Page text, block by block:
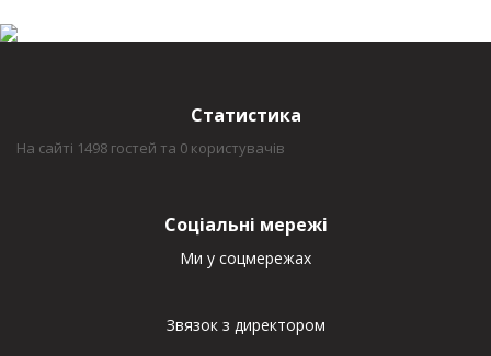
Статистика
На сайті 1498 гостей та 0 користувачів
Соціальні мережі
Ми у соцмережах
Звязок з директором